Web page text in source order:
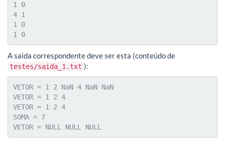
1 0
4 1
1 0
1 0
A saída correspondente deve ser esta (conteúdo de
testes/saida_1.txt ):
VETOR = 1 2 NaN 4 NaN NaN
VETOR = 1 2 4
VETOR = 1 2 4
SOMA = 7
VETOR = NULL NULL NULL